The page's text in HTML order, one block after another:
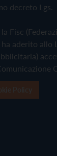
decreto Lgs.
Fisc
aderito allo